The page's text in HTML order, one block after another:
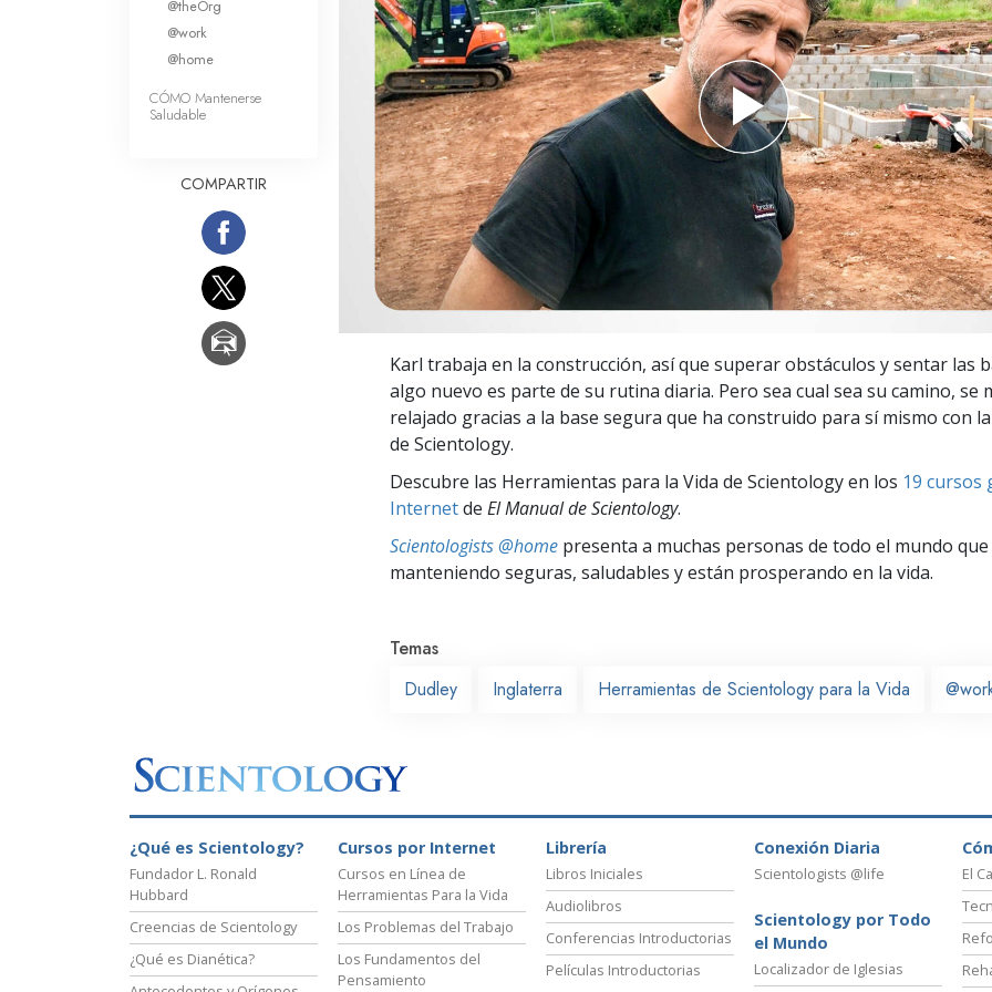
Amor y Odio: ¿Qué es Grandeza?
Karl trabaja en la construcción, así que superar obstáculos y sentar las
algo nuevo es parte de su rutina diaria. Pero sea cual sea su camino, se
relajado gracias a la base segura que ha construido para sí mismo con
de Scientology.
Descubre las Herramientas para la Vida de Scientology en los 19
Internetde El Manual de Scientology.
Scientologists @home presenta a muchas personas de todo el mundo
manteniendo seguras, saludables y están prosperando en la vida.
Temas
Dudley
Inglaterra Herramientas de Scientology para la Vida
@theOrg
@work
@home
CÓMO Mantenerse
Saludable
COMPARTIR
¿Qué es Scientology?
Fundador L. Ronald
Hubbard
Creencias de Scientology
¿Qué es Dianética?
Cursos por Internet
Cursos en Línea de
Herramientas Para la Vida
Los Problemas del Trabajo
Los Fundamentos del
Pensamiento
Librería
Libros Iniciales
Audiolibros
Conferencias Introductorias
Películas Introductorias
Conexión Diaria
Scientologists @life
Scientology por Todo
el Mundo
Localizador de Iglesias
El